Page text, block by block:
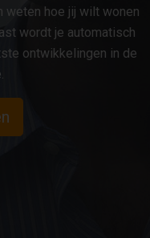
weten hoe jij wilt wonen
wordt je automatisch
ontwikkelingen in de